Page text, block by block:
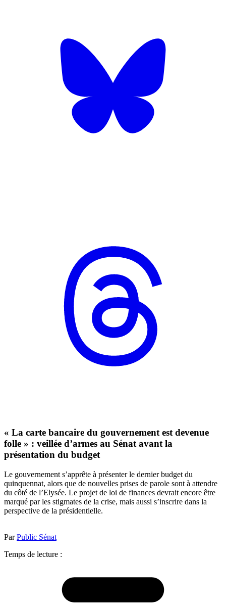
« La carte bancaire du gouvernement est devenue
folle » : veillée d’armes au Sénat avant la
présentation du budget
Le gouvernement s’apprête à présenter le dernier budget du
quinquennat, alors que de nouvelles prises de parole sont à attendre
du côté de l’Elysée. Le projet de loi de finances devrait encore être
marqué par les stigmates de la crise, mais aussi s’inscrire dans la
perspective de la présidentielle.
ParPublic Sénat
Temps de lecture :